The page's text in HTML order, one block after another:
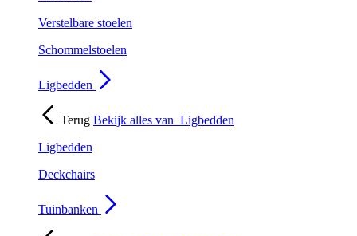
Verstelbare stoelen
Schommelstoelen
Ligbedden
Terug Bekijk alles van Ligbedden
Ligbedden
Deckchairs
Tuinbanken